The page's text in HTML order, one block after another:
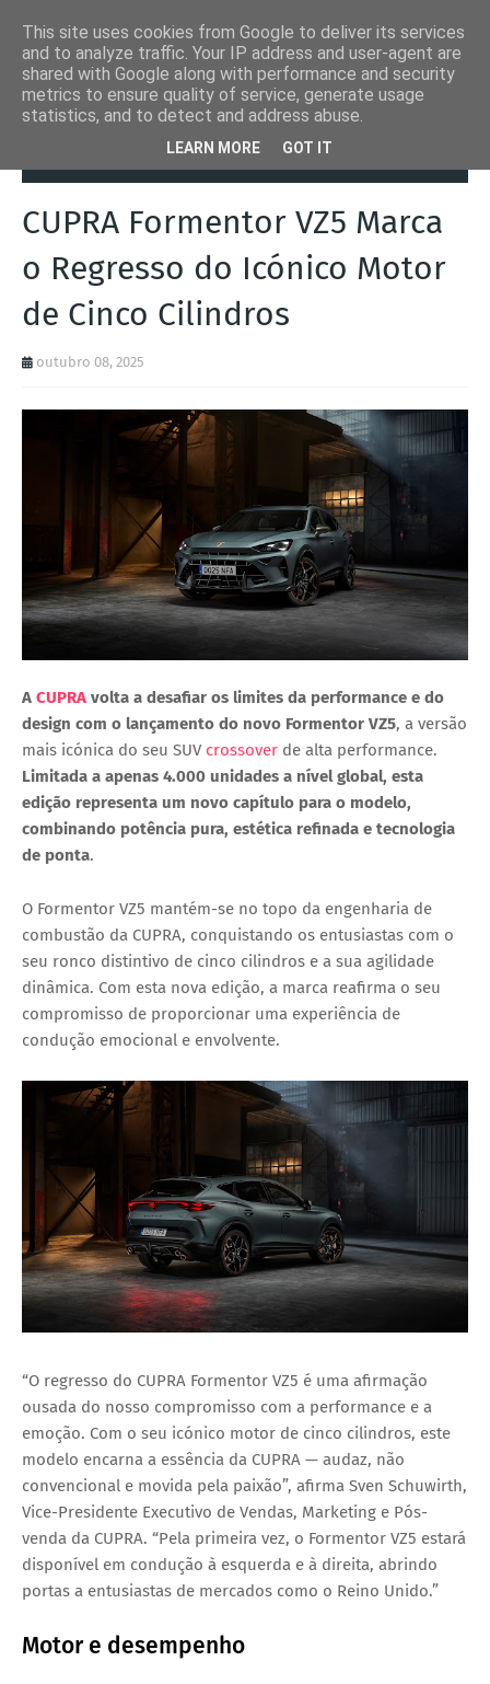
Autoads.pt
CUPRA Formentor VZ5 Marca o Regresso
CUPRA Formentor VZ5 Marca
o Regresso do Icónico Motor
de Cinco Cilindros
outubro 08, 2025
A CUPRA volta a desafiar os limites da performance e do
design com o lançamento do novo Formentor VZ5, a versão
mais icónica do seu SUV crossover de alta performance.
Limitada a apenas 4.000 unidades a nível global, esta
edição representa um novo capítulo para o modelo,
combinando potência pura, estética refinada e tecnologia
de ponta.
O Formentor VZ5 mantém-se no topo da engenharia de
combustão da CUPRA, conquistando os entusiastas com o
seu ronco distintivo de cinco cilindros e a sua agilidade
dinâmica. Com esta nova edição, a marca reafirma o seu
compromisso de proporcionar uma experiência de
condução emocional e envolvente.
“O regresso do CUPRA Formentor VZ5 é uma afirmação
ousada do nosso compromisso com a performance e a
emoção. Com o seu icónico motor de cinco cilindros, este
modelo encarna a essência da CUPRA — audaz, não
convencional e movida pela paixão”, afirma Sven Schuwirth,
Vice-Presidente Executivo de Vendas, Marketing e Pós-
venda da CUPRA. “Pela primeira vez, o Formentor VZ5 estará
disponível em condução à esquerda e à direita, abrindo
portas a entusiastas de mercados como o Reino Unido.”
Motor e desempenho
This site uses cookies from Google to deliver its services
and to analyze traffic. Your IP address and user-agent are
shared with Google along with performance and security
metrics to ensure quality of service, generate usage
statistics, and to detect and address abuse.
LEARN MORE GOT IT